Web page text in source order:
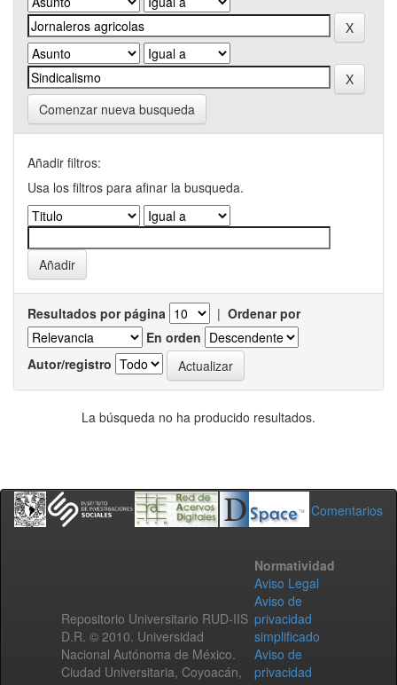
Comenzar nueva busqueda
Añadir filtros:
Usa los filtros para afinar la busqueda.
Resultados por página | Ordenar por
En orden
Autor/registro
La búsqueda no ha producido resultados.
Comentarios
Repositorio Universitario RUD-IIS
D.R. © 2010. Universidad
Nacional Autónoma de México.
Ciudad Universitaria, Coyoacán,
Normatividad
Aviso Legal
Aviso de
privacidad
simplificado
Aviso de
privacidad